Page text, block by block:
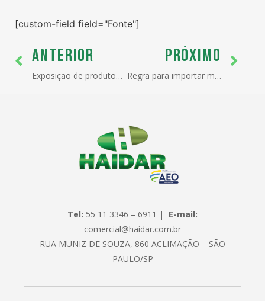
[custom-field field="Fonte"]
ANTERIOR
Exposição de produtos turcos no Anhembi
PRÓXIMO
Regra para importar máquinas deve ser revista
Tel: 55 11 3346 – 6911 | E-mail:
comercial@haidar.com.br
RUA MUNIZ DE SOUZA, 860 ACLIMAÇÃO – SÃO
PAULO/SP